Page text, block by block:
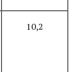
10,2